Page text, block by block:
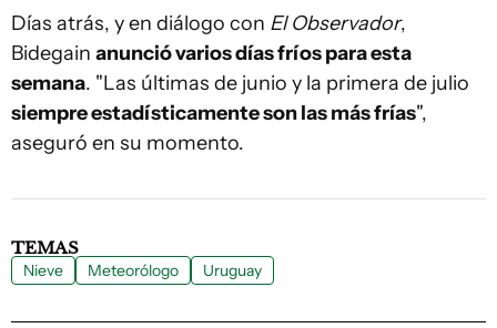
Días atrás, y en diálogo con El Observador,
Bidegain anunció varios días fríos para esta
semana. "Las últimas de junio y la primera de julio
siempre estadísticamente son las más frías",
aseguró en su momento.
TEMAS
Nieve Meteorólogo Uruguay